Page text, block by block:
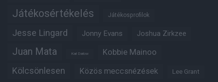
Játékosértékelés Játékosprofilok
Jesse Lingard Jonny Evans Joshua Zirkzee
Juan Mata Karl Darlow Kobbie Mainoo
Kölcsönlesen Közös meccsnézések Lee Grant